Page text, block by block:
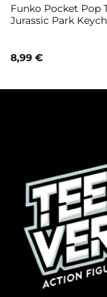
Funko Pocket Pop
Jurassic Park
8,99 €